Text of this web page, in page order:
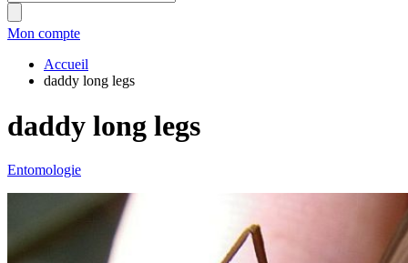
Mon compte
Accueil
daddy long legs
daddy long legs
Entomologie